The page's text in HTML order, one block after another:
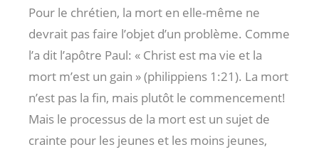
Pour le chrétien, la mort en elle-même ne
devrait pas faire l’objet d’un problème. Comme
l’a dit l’apôtre Paul: « Christ est ma vie et la
mort m’est un gain » (philippiens 1:21). La mort
n’est pas la fin, mais plutôt le commencement!
Mais le processus de la mort est un sujet de
crainte pour les jeunes et les moins jeunes,